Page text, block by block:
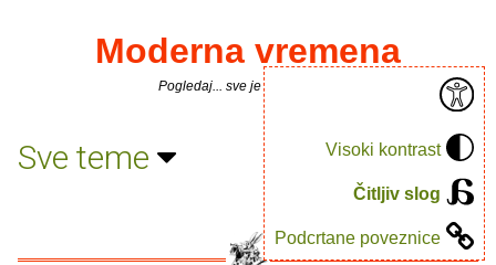
Visoki kontrast
Čitljiv slog
Podcrtane poveznice
Moderna vremena
Pogledaj... sve je puno knjiga.
Sve teme